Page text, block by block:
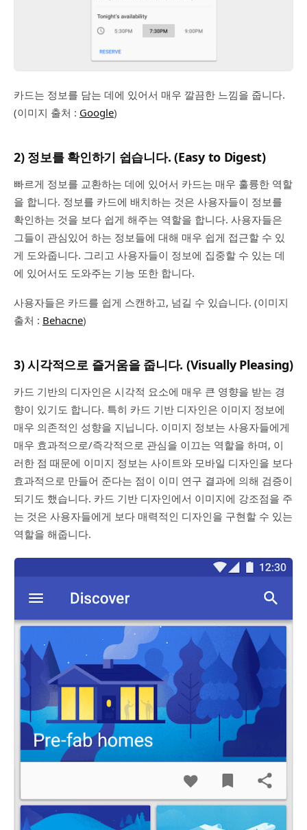
카드는 정보를 담는 데에 있어서 매우 깔끔한 느낌을 줍니다.
(이미지 출처 : Google)
2) 정보를 확인하기 쉽습니다. (Easy to Digest)
빠르게 정보를 교환하는 데에 있어서 카드는 매우 훌륭한 역할
을 합니다. 정보를 카드에 배치하는 것은 사용자들이 정보를
확인하는 것을 보다 쉽게 해주는 역할을 합니다. 사용자들은
그들이 관심있어 하는 정보들에 대해 매우 쉽게 접근할 수 있
게 도와줍니다. 그리고 사용자들이 정보에 집중할 수 있는 데
에 있어서도 도와주는 기능 또한 합니다.
사용자들은 카드를 쉽게 스캔하고, 넘길 수 있습니다. (이미지
출처 : Behacne)
3) 시각적으로 즐거움을 줍니다. (Visually Pleasing)
카드 기반의 디자인은 시각적 요소에 매우 큰 영향을 받는 경
향이 있기도 합니다. 특히 카드 기반 디자인은 이미지 정보에
매우 의존적인 성향을 지닙니다. 이미지 정보는 사용자들에게
매우 효과적으로/즉각적으로 관심을 이끄는 역할을 하며, 이
러한 점 때문에 이미지 정보는 사이트와 모바일 디자인을 보다
효과적으로 만들어 준다는 점이 이미 연구 결과에 의해 검증이
되기도 했습니다. 카드 기반 디자인에서 이미지에 강조점을 주
는 것은 사용자들에게 보다 매력적인 디자인을 구현할 수 있는
역할을 해줍니다.